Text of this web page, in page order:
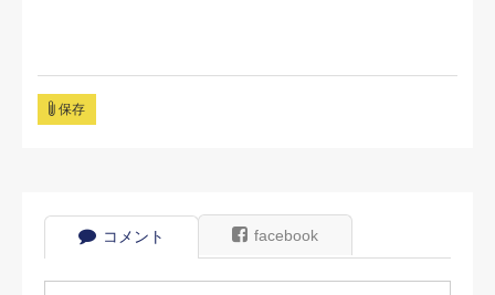
保存
コメント facebook